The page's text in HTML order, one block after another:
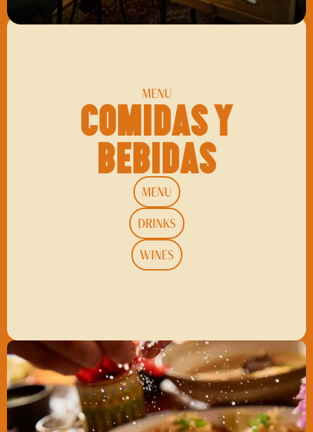
MENU
Comidas y
bebidas
MENU
DRINKS
WINES